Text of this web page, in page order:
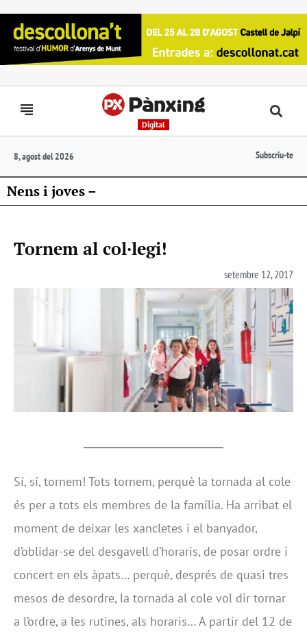
Digital
8, agost del 2026 Subscriu-te
Nens i joves –
Tornem al col·legi!
setembre 12, 2017
Sí, sí, tornem! Tots tornem, perquè la tornada al cole
és per a tots els membres de la família. Ha arribat el
moment de deixar les xancletes i el banyador,
d’oblidar-se del desgavell d’horaris, de posar ordre i
concert en els àpats… perquè, després de quasi tres
mesos de desordre, la tornada al cole vol dir tornar
a l’ordre, a les rutines, als horaris… A partir del 12 de